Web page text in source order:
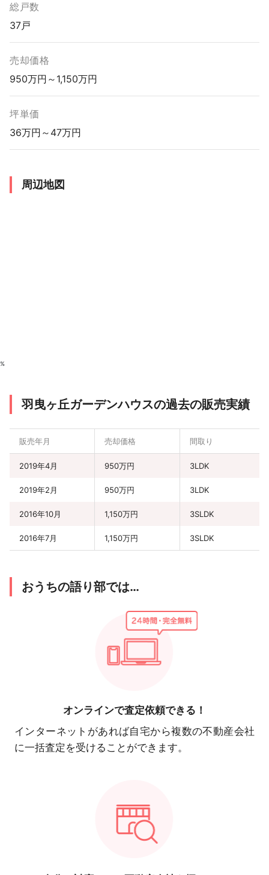
総戸数
37戸
売却価格
950万円～1,150万円
坪単価
36万円～47万円
周辺地図
%
羽曳ヶ丘ガーデンハウスの過去の販売実績
販売年月 売却価格 間取り
2019年4月 950万円 3LDK
2019年2月 950万円 3LDK
2016年10月 1,150万円 3SLDK
2016年7月 1,150万円 3SLDK
おうちの語り部では…
オンラインで査定依頼できる！
インターネットがあれば自宅から複数の不動産会社
に一括査定を受けることができます。